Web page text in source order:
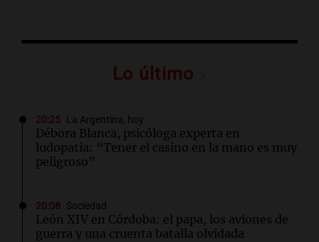
Lo último
20:25 La Argentina, hoy
Débora Blanca, psicóloga experta en
ludopatía: “Tener el casino en la mano es muy
peligroso”
20:08 Sociedad
León XIV en Córdoba: el papa, los aviones de
guerra y una cruenta batalla olvidada